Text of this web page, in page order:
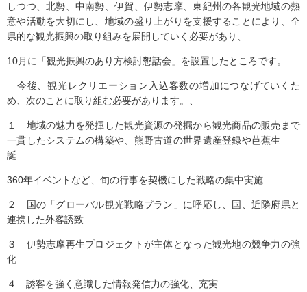
しつつ、北勢、中南勢、伊賀、伊勢志摩、東紀州の各観光地域の熱
意や活動を大切にし、地域の盛り上がりを支援することにより、全
県的な観光振興の取り組みを展開していく必要があり、
10月に「観光振興のあり方検討懇話会」を設置したところです。
今後、観光レクリエーション入込客数の増加につなげていくた
め、次のことに取り組む必要があります。、
１ 地域の魅力を発揮した観光資源の発掘から観光商品の販売まで
一貫したシステムの構築や、熊野古道の世界遺産登録や芭蕉生
誕
360年イベントなど、旬の行事を契機にした戦略の集中実施
２ 国の「グローバル観光戦略プラン」に呼応し、国、近隣府県と
連携した外客誘致
３ 伊勢志摩再生プロジェクトが主体となった観光地の競争力の強
化
４ 誘客を強く意識した情報発信力の強化、充実